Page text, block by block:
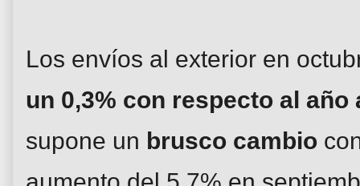
Los envíos al exterior en
un 0,3% con respecto al año
supone un brusco cambio